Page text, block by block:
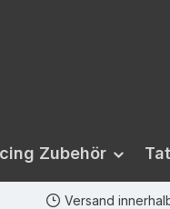
Zubehör
Versand